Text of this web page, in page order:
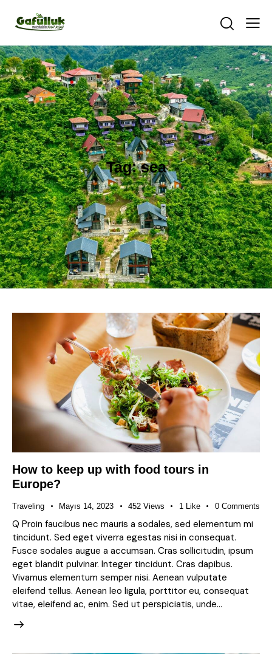
Tag: sea
How to keep up with food tours in
Europe?
Traveling Mayıs 14, 2023 452 Views 1 Like 0 Comments
Q Proin faucibus nec mauris a sodales, sed elementum mi
tincidunt. Sed eget viverra egestas nisi in consequat.
Fusce sodales augue a accumsan. Cras sollicitudin, ipsum
eget blandit pulvinar. Integer tincidunt. Cras dapibus.
Vivamus elementum semper nisi. Aenean vulputate
eleifend tellus. Aenean leo ligula, porttitor eu, consequat
vitae, eleifend ac, enim. Sed ut perspiciatis, unde…